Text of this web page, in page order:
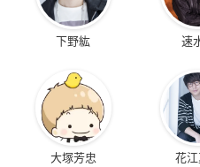
下野紘 速
大塚芳忠 花